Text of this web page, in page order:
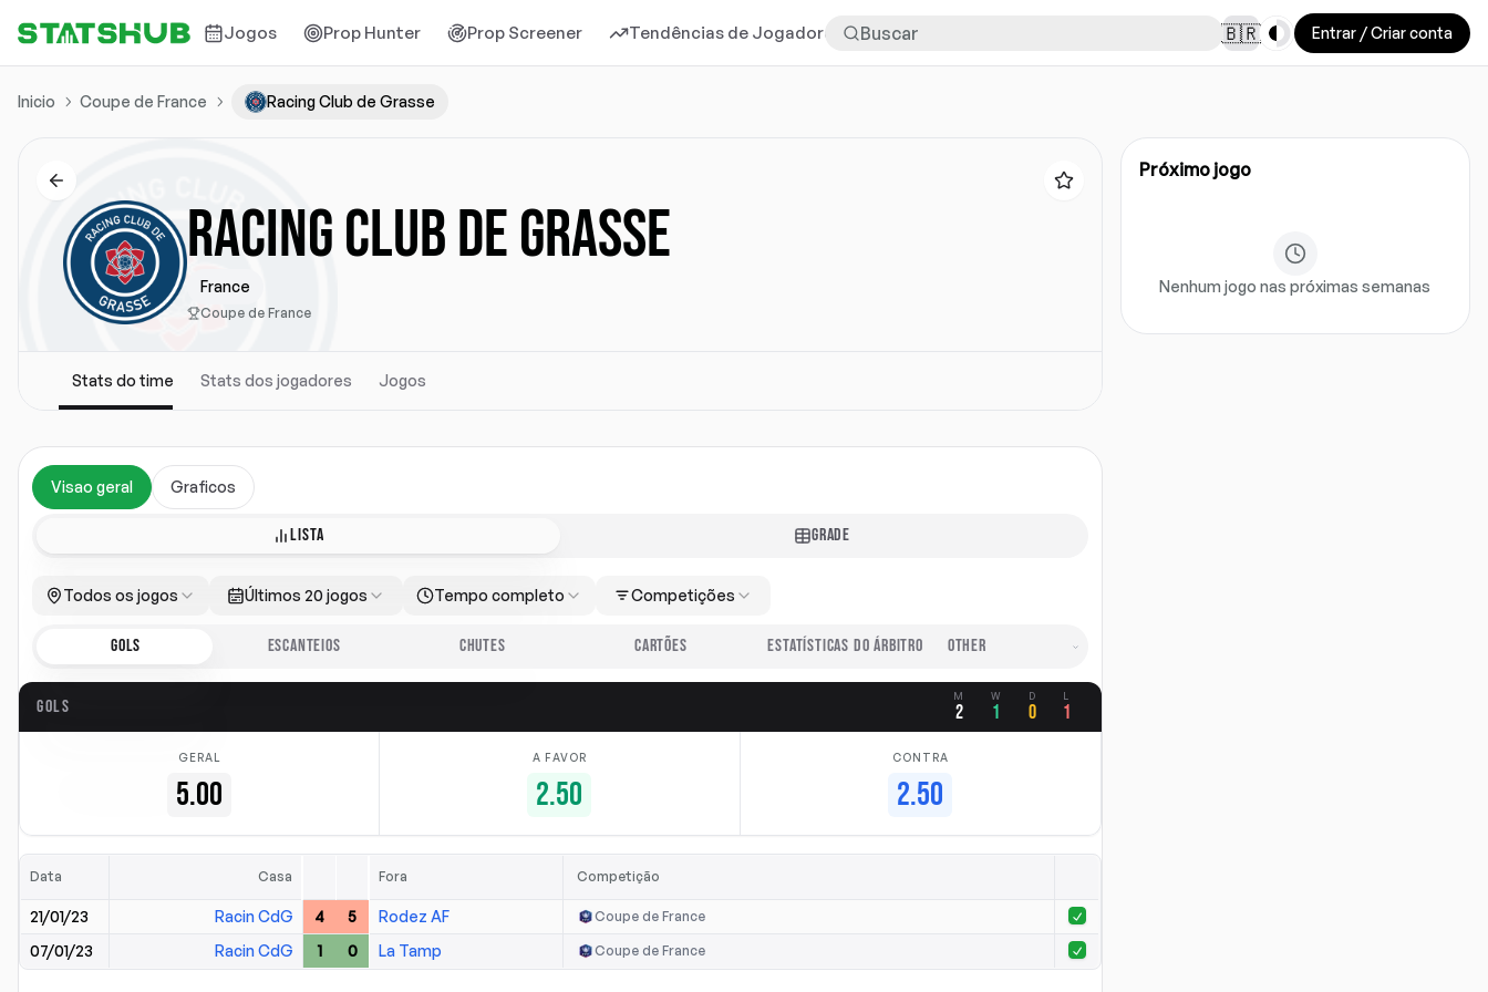
Jogos Prop Hunter Prop Screener Tendências de Jogadores Mais 🇧🇷 Toggle theme
Entrar / Criar conta
Inicio Coupe de France Racing Club de Grasse
RACING CLUB DE GRASSE
France
Coupe de France
Stats do time Stats dos jogadores Jogos
Próximo jogo
Nenhum jogo nas próximas semanas
Visao geral Graficos
LISTA GRADE
Todos os jogos Últimos 20 jogos Tempo completo Competições
GOLS ESCANTEIOS CHUTES CARTÕES ESTATÍSTICAS DO ÁRBITRO
GOLS M
2
W
1
D
0
L
1
GERAL
5.00
A FAVOR
2.50
CONTRA
2.50
Data Casa Fora Competição
21/01/23 Racin CdG 4 5 Rodez AF Coupe de France
07/01/23 Racin CdG 1 0 La Tamp Coupe de France